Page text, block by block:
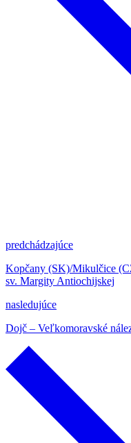
predchádzajúce
Kopčany (SK)/Mikulčice
sv. Margity Antiochijskej
nasledujúce
Dojč – Veľkomoravské